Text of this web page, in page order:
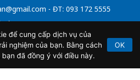
- ĐT: 093 172 5555
chí điện tử số 64/GP-BTTTT do Bộ
cấp ngày 21/2/2020.
để cung cấp dịch vụ của
nghiệm của bạn. Bằng cách
đã đồng ý với điều này.
OK